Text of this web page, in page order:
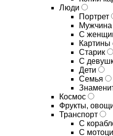
Люди
Портрет
Мужчина
С
Картины
Старик
С
Дети
Семья
Космос
Фрукты,
Транспорт
С
С